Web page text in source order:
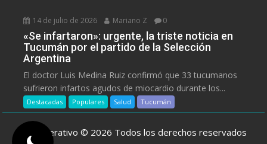
14 de julio de 2026 Mariano Z 0
«Se infartaron»: urgente, la triste noticia en
Tucumán por el partido de la Selección
Argentina
El doctor Luis Medina Ruiz confirmó que 33 tucumanos
sufrieron infartos agudos de miocardio durante los...
Destacadas Populares Salud Tucumán
ElCooperativo © 2026 Todos los derechos reservados